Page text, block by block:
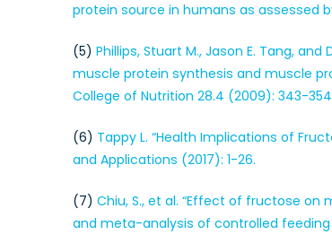
protein source in humans as assessed
(5) Phillips, Stuart M., Jason E. Tang,
muscle protein synthesis and muscle
College of Nutrition 28.4 (2009): 343-
(6) Tappy L. “Health Implications of
and Applications (2017): 1-26.
(7) Chiu, S., et al. “Effect of fructose
and meta-analysis of controlled feeding